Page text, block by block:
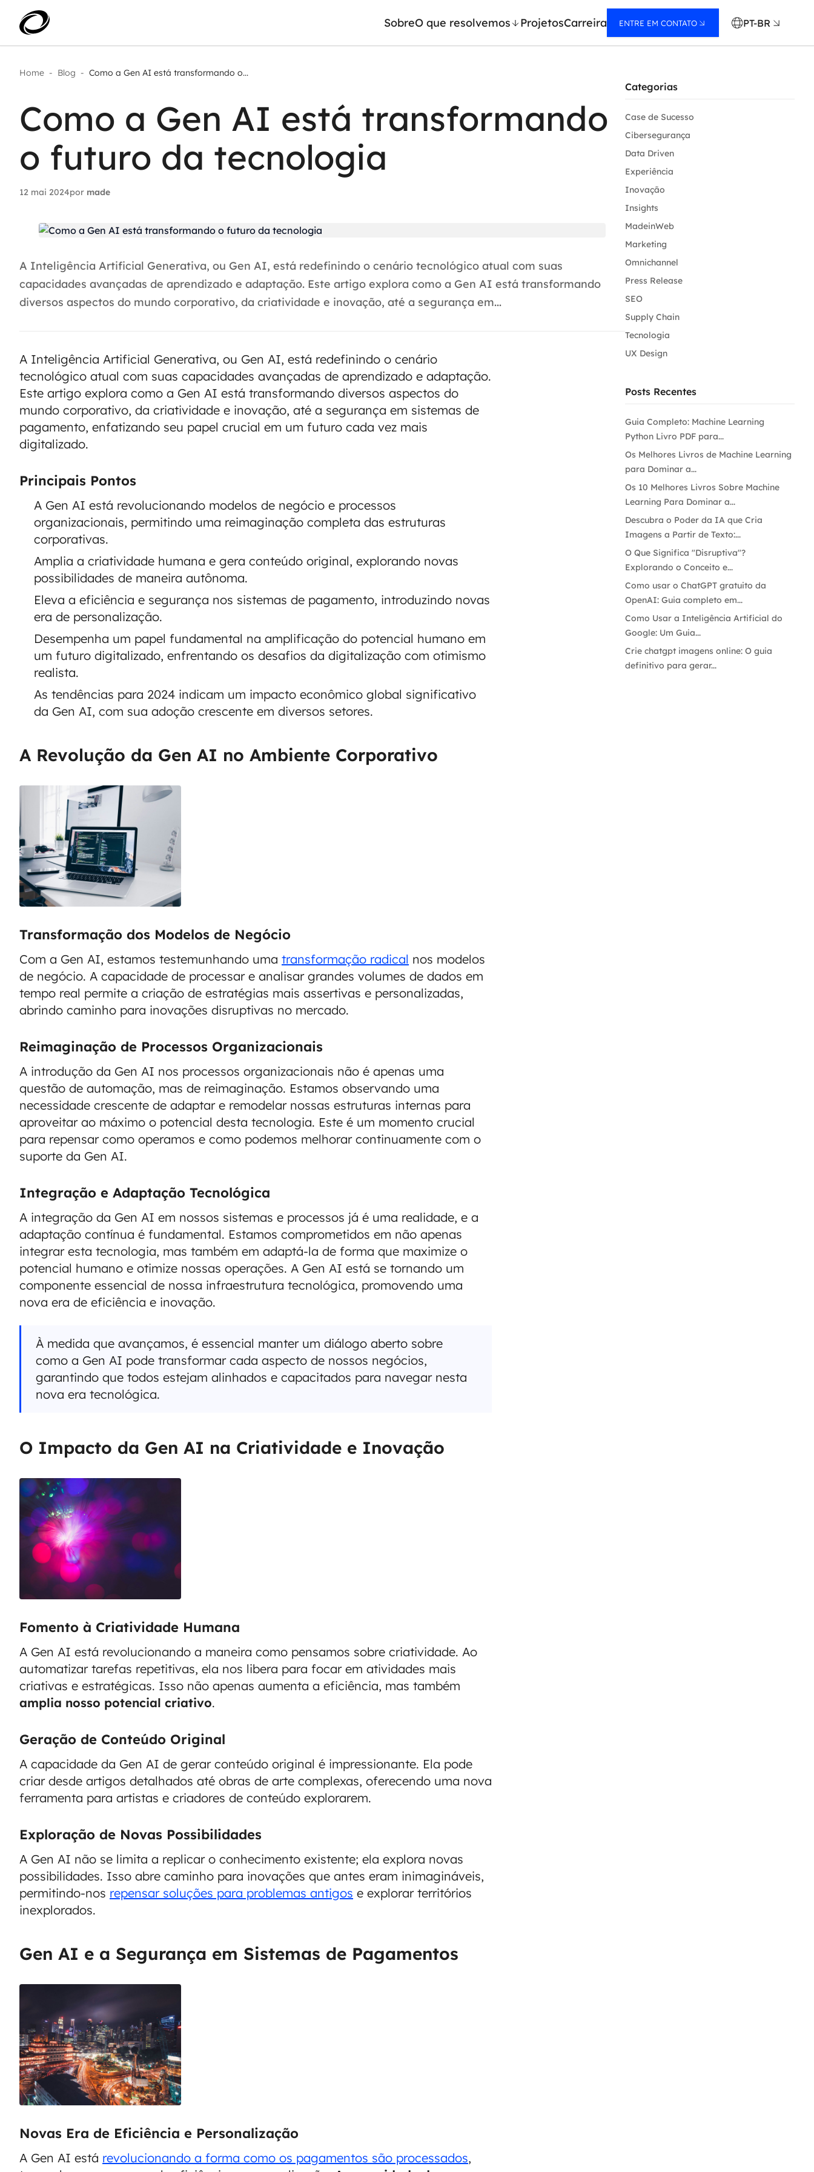
SobreO que resolvemos ProjetosCarreira ENTRE EM CONTATO PT-BR
Aplicar IA com impacto real
Modernização de aplicações
Sustentar operações com
eficiência
Escalar com segurança
Agentes de IA
Aceleradores de IA
RPA e hiperautomação
AI Day
Home - Blog - Como a Gen AI está transformando o...
Como a Gen AI está transformando
o futuro da tecnologia
12 mai 2024por made
A Inteligência Artificial Generativa, ou Gen AI, está redefinindo o cenário tecnológico atual com suas
capacidades avançadas de aprendizado e adaptação. Este artigo explora como a Gen AI está transformando
diversos aspectos do mundo corporativo, da criatividade e inovação, até a segurança em...
A Inteligência Artificial Generativa, ou Gen AI, está redefinindo o cenário
tecnológico atual com suas capacidades avançadas de aprendizado e adaptação.
Este artigo explora como a Gen AI está transformando diversos aspectos do
mundo corporativo, da criatividade e inovação, até a segurança em sistemas de
pagamento, enfatizando seu papel crucial em um futuro cada vez mais
digitalizado.
Principais Pontos
A Gen AI está revolucionando modelos de negócio e processos
organizacionais, permitindo uma reimaginação completa das estruturas
corporativas.
Amplia a criatividade humana e gera conteúdo original, explorando novas
possibilidades de maneira autônoma.
Eleva a eficiência e segurança nos sistemas de pagamento, introduzindo novas
era de personalização.
Desempenha um papel fundamental na amplificação do potencial humano em
um futuro digitalizado, enfrentando os desafios da digitalização com otimismo
realista.
As tendências para 2024 indicam um impacto econômico global significativo
da Gen AI, com sua adoção crescente em diversos setores.
A Revolução da Gen AI no Ambiente Corporativo
Transformação dos Modelos de Negócio
Com a Gen AI, estamos testemunhando uma transformação radical nos modelos
de negócio. A capacidade de processar e analisar grandes volumes de dados em
tempo real permite a criação de estratégias mais assertivas e personalizadas,
abrindo caminho para inovações disruptivas no mercado.
Reimaginação de Processos Organizacionais
A introdução da Gen AI nos processos organizacionais não é apenas uma
questão de automação, mas de reimaginação. Estamos observando uma
necessidade crescente de adaptar e remodelar nossas estruturas internas para
aproveitar ao máximo o potencial desta tecnologia. Este é um momento crucial
para repensar como operamos e como podemos melhorar continuamente com o
suporte da Gen AI.
Integração e Adaptação Tecnológica
A integração da Gen AI em nossos sistemas e processos já é uma realidade, e a
adaptação contínua é fundamental. Estamos comprometidos em não apenas
integrar esta tecnologia, mas também em adaptá-la de forma que maximize o
potencial humano e otimize nossas operações. A Gen AI está se tornando um
componente essencial de nossa infraestrutura tecnológica, promovendo uma
nova era de eficiência e inovação.
À medida que avançamos, é essencial manter um diálogo aberto sobre
como a Gen AI pode transformar cada aspecto de nossos negócios,
garantindo que todos estejam alinhados e capacitados para navegar nesta
nova era tecnológica.
O Impacto da Gen AI na Criatividade e Inovação
Fomento à Criatividade Humana
A Gen AI está revolucionando a maneira como pensamos sobre criatividade. Ao
automatizar tarefas repetitivas, ela nos libera para focar em atividades mais
criativas e estratégicas. Isso não apenas aumenta a eficiência, mas também
amplia nosso potencial criativo.
Geração de Conteúdo Original
A capacidade da Gen AI de gerar conteúdo original é impressionante. Ela pode
criar desde artigos detalhados até obras de arte complexas, oferecendo uma nova
ferramenta para artistas e criadores de conteúdo explorarem.
Exploração de Novas Possibilidades
A Gen AI não se limita a replicar o conhecimento existente; ela explora novas
possibilidades. Isso abre caminho para inovações que antes eram inimagináveis,
permitindo-nos repensar soluções para problemas antigos e explorar territórios
inexplorados.
Gen AI e a Segurança em Sistemas de Pagamentos
Novas Era de Eficiência e Personalização
A Gen AI está revolucionando a forma como os pagamentos são processados,
Categorias
Case de Sucesso
Cibersegurança
Data Driven
Experiência
Inovação
Insights
MadeinWeb
Marketing
Omnichannel
Press Release
SEO
Supply Chain
Tecnologia
UX Design
Posts Recentes
Guia Completo: Machine Learning
Python Livro PDF para...
Os Melhores Livros de Machine Learning
para Dominar a...
Os 10 Melhores Livros Sobre Machine
Learning Para Dominar a...
Descubra o Poder da IA que Cria
Imagens a Partir de Texto:...
O Que Significa "Disruptiva"?
Explorando o Conceito e...
Como usar o ChatGPT gratuito da
OpenAI: Guia completo em...
Como Usar a Inteligência Artificial do
Google: Um Guia...
Crie chatgpt imagens online: O guia
definitivo para gerar...